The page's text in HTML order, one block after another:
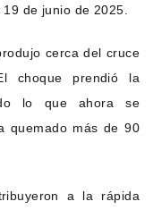
de junio de 2025.
cerca del cruce
choque prendió la
lo que ahora se
quemado más de 90
a la rápida